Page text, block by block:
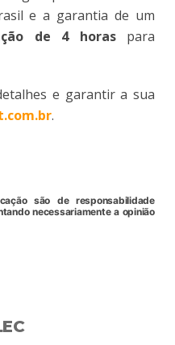
e a garantia de um
de 4 horaspara
e garantir a sua
.
são de responsabilidade
necessariamente a opinião